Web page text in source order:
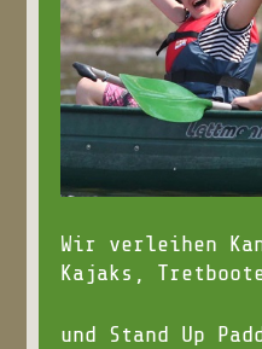
Wir verleihen
Kajaks,
und Stand Up